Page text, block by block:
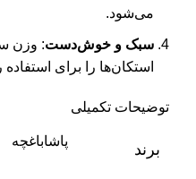
می‌شود.
سبک و خوش‌دست: وزن
استکان‌ها را برای
توضیحات تکمیلی
برند پاشاباغچه